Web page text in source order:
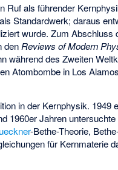
Ruf als führender
Standardwerk; daraus
wurde. Zum
den Reviews of Modern
während des Zweiten
Atombombe in Los
in der Kernphysik. 1949
1960er Jahren
-Bethe-Theorie,
für Kernmaterie